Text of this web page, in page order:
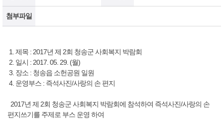
첨부파일
1. 제목 : 2017년 제 2회 청송군 사회복지 박람회
2. 일시 : 2017. 05. 29. (월)
3. 장소 : 청송읍 소헌공원 일원
4. 운영부스 : 즉석사진/사랑의 손 편지
2017년 제 2회 청송군 사회복지 박람회에 참석하여 즉석사진/사랑의 손
편지쓰기를 주제로 부스 운영 하여